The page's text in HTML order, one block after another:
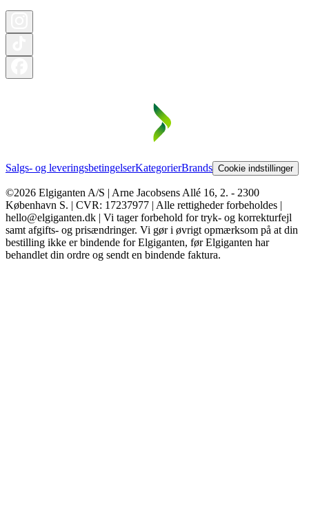
Salgs- og leveringsbetingelserKategorierBrands Cookie indstillinger
©2026 Elgiganten A/S | Arne Jacobsens Allé 16, 2. - 2300
København S. | CVR: 17237977 | Alle rettigheder forbeholdes |
hello@elgiganten.dk | Vi tager forbehold for tryk- og korrekturfejl
samt afgifts- og prisændringer. Vi gør i øvrigt opmærksom på at din
bestilling ikke er bindende for Elgiganten, før Elgiganten har
behandlet din ordre og sendt en bindende faktura.